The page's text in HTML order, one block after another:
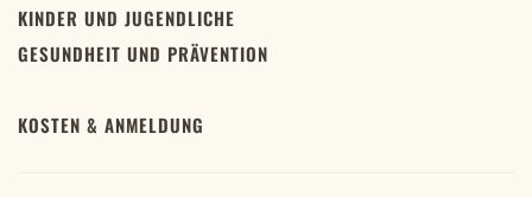
KINDER UND JUGENDLICHE
GESUNDHEIT UND PRÄVENTION
KOSTEN & ANMELDUNG